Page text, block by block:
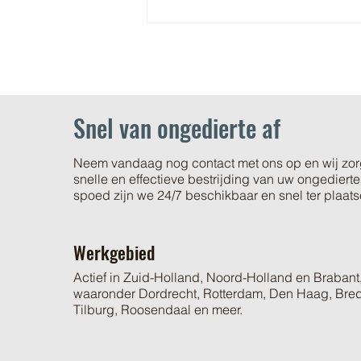
Alles over spinnen in Nederland
Snel van ongedierte af
Neem vandaag nog contact met ons op en wij
snelle en effectieve bestrijding van uw
spoed zijn we 24/7 beschikbaar en snel ter
Werkgebied
Actief in Zuid-Holland, Noord-Holland en Brabant,
waaronder Dordrecht, Rotterdam, Den Haag,
Tilburg, Roosendaal en meer.